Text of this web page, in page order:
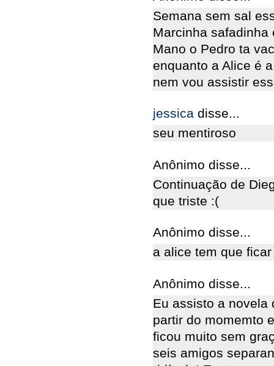
Semana sem sal
Marcinha safadinha
Mano o Pedro ta
enquanto a Alice é
nem vou assistir
jessica disse...
seu mentiroso
Anônimo disse...
Continuação de
que triste :(
Anônimo disse...
a alice tem que
Anônimo disse...
Eu assisto a novela
partir do momemto
ficou muito sem
seis amigos